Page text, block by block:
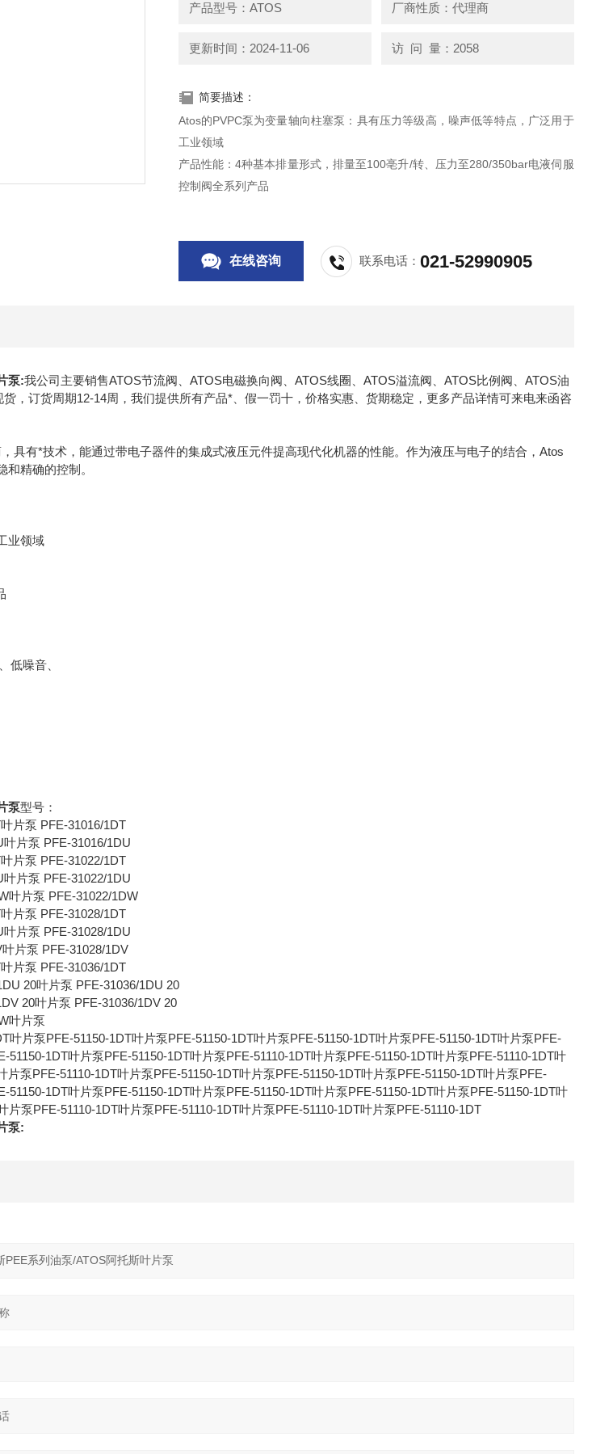
产品型号：ATOS 厂商性质：代理商
更新时间：2024-11-06 访 问 量：2058
简要描述：
Atos的PVPC泵为变量轴向柱塞泵：具有压力等级高，噪声低等特点，广泛用于
工业领域
产品性能：4种基本排量形式，排量至100亳升/转、压力至280/350bar电液伺服
控制阀全系列产品
在线咨询 联系电话：021-52990905
泵:我公司主要销售ATOS节流阀、ATOS电磁换向阀、ATOS线圈、ATOS溢流阀、ATOS比例阀、ATOS油
，订货周期12-14周，我们提供所有产品*、假一罚十，价格实惠、货期稳定，更多产品详情可来电来函咨
具有*技术，能通过带电子器件的集成式液压元件提高现代化机器的性能。作为液压与电子的结合，Atos
精确的控制。
业领域
低噪音、
泵型号：
片泵 PFE-31016/1DT
片泵 PFE-31016/1DU
片泵 PFE-31022/1DT
片泵 PFE-31022/1DU
叶片泵 PFE-31022/1DW
片泵 PFE-31028/1DT
片泵 PFE-31028/1DU
片泵 PFE-31028/1DV
片泵 PFE-31036/1DT
20叶片泵 PFE-31036/1DU 20
20叶片泵 PFE-31036/1DV 20
叶片泵
叶片泵PFE-51150-1DT叶片泵PFE-51150-1DT叶片泵PFE-51150-1DT叶片泵PFE-51150-1DT叶片泵PFE-
51150-1DT叶片泵PFE-51150-1DT叶片泵PFE-51110-1DT叶片泵PFE-51150-1DT叶片泵PFE-51110-1DT叶
片泵PFE-51110-1DT叶片泵PFE-51150-1DT叶片泵PFE-51150-1DT叶片泵PFE-51150-1DT叶片泵PFE-
51150-1DT叶片泵PFE-51150-1DT叶片泵PFE-51150-1DT叶片泵PFE-51150-1DT叶片泵PFE-51150-1DT叶
片泵PFE-51110-1DT叶片泵PFE-51110-1DT叶片泵PFE-51110-1DT叶片泵PFE-51110-1DT
泵: